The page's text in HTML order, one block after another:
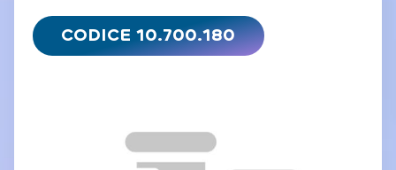
CODICE 10.700.180